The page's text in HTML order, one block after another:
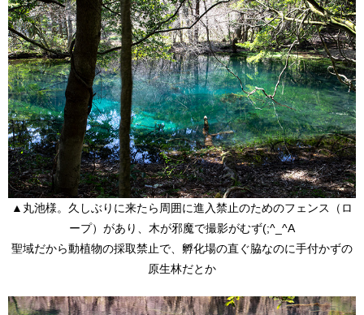
▲丸池様。久しぶりに来たら周囲に進入禁止のためのフェンス（ロ
ープ）があり、木が邪魔で撮影がむず(;^_^A
聖域だから動植物の採取禁止で、孵化場の直ぐ脇なのに手付かずの
原生林だとか